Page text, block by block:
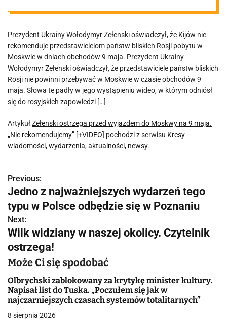
maja. „Nie
rekomendujem
y” [+VIDEO]
Prezydent Ukrainy Wołodymyr Zełenski oświadczył, że Kijów nie
rekomenduje przedstawicielom państw bliskich Rosji pobytu w
Moskwie w dniach obchodów 9 maja. Prezydent Ukrainy
Wołodymyr Zełenski oświadczył, że przedstawiciele państw bliskich
Rosji nie powinni przebywać w Moskwie w czasie obchodów 9
maja. Słowa te padły w jego wystąpieniu wideo, w którym odniósł
się do rosyjskich zapowiedzi […]
ArtykułZełenski ostrzega przed wyjazdem do Moskwy na 9 maja.
„Nie rekomendujemy” [+VIDEO] pochodzi z serwisu Kresy –
wiadomości, wydarzenia, aktualności, newsy.
N
a
w
i
g
a
c
j
Previous:
Jedno z najważniejszych wydarzeń tego
typu w Polsce odbędzie się w Poznaniu
Next:
Wilk widziany w naszej okolicy. Czytelnik
ostrzega!
Może Ci się spodobać
Olbrychski zablokowany za krytykę minister kultury.
Napisał list do Tuska. „Poczułem się jak w
najczarniejszych czasach systemów totalitarnych”
8 sierpnia 2026